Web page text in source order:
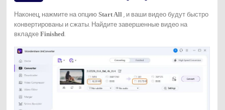
Наконец, нажмите на опцию Start All, и ваши видео будут быстро
конвертированы и сжаты. Найдите завершенные видео на
вкладке Finished.